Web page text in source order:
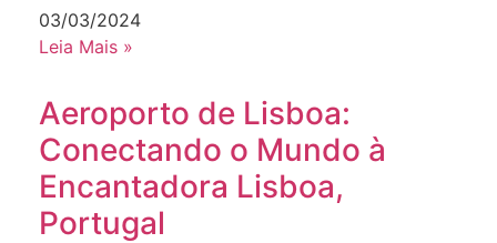
03/03/2024
Leia Mais »
Aeroporto de Lisboa:
Conectando o Mundo à
Encantadora Lisboa,
Portugal